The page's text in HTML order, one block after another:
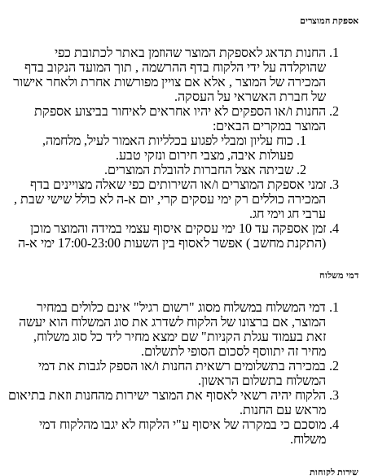
אספקת המוצרים
החנות תדאג לאספקת המוצר שהוזמן באתר לכתובת כפי
שהוקלדה על ידי הלקוח בדף ההרשמה , תוך המועד הנקוב בדף
המכירה של המוצר , אלא אם צויין מפורשות אחרת ולאחר אישור
של חברת האשראי על העסקה.
החנות ו/או הספקים לא יהיו אחראים לאיחור בביצוע אספקת
המוצר במקרים הבאים:
כוח עליון ומבלי לפגוע בכלליות האמור לעיל, מלחמה,
פעולות איבה, מצבי חירום ונזקי טבע.
שביתה אצל החברות להובלת המוצרים.
זמני אספקת המוצרים ו/או השירותים כפי שאלה מצויינים בדף
המכירה כוללים רק ימי עסקים קרי, יום א-ה לא כולל שישי שבת ,
ערבי חג וימי חג.
זמן אספקה עד 10 ימי עסקים איסוף עצמי במידה והמוצר מוכן
(התקנת מחשב ) אפשר לאסוף בין השעות 17:00-23:00 ימי א-ה
דמי משלוח
דמי המשלוח במשלוח מסוג "רשום רגיל" אינם כלולים במחיר
המוצר, אם ברצונו של הלקוח לשדרג את סוג המשלוח הוא יעשה
זאת בעמוד עגלת הקניות" שם ימצא מחיר ליד כל סוג משלוח,
מחיר זה יתווסף לסכום הסופי לתשלום.
במכירה בתשלומים רשאית החנות ו/או הספק לגבות את דמי
המשלוח בתשלום הראשון.
הלקוח יהיה רשאי לאסוף את המוצר ישירות מהחנות וזאת בתיאום
מראש עם החנות.
מוסכם כי במקרה של איסוף ע"י הלקוח לא יגבו מהלקוח דמי
משלוח.
שירות לקוחות